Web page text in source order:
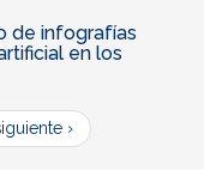
de infografías
en los
›